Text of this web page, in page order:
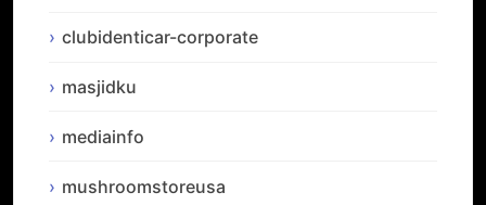
clubidenticar-corporate
masjidku
mediainfo
mushroomstoreusa